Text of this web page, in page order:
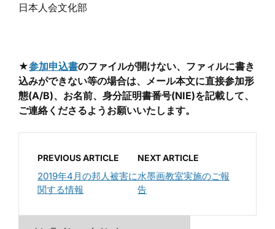
日本人会文化部
★参加申込書のファイルが開けない、ファィルに書き
込みができない等の場合は、メール本文に直接参加形
態(A/B)、お名前、身分証明書番号(NIE)を記載して、
ご連絡くださるようお願いいたします。
PREVIOUS ARTICLE
2019年4月の邦人被害に
関する情報
NEXT ARTICLE
水墨画教室実施のご報
告